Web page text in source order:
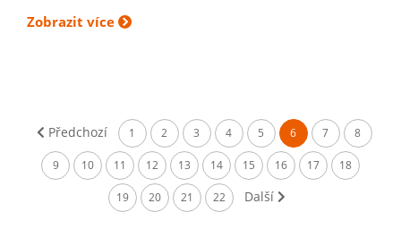
Zobrazit více
Předchozí 1 2 3 4 5 6 7 8
9 10 11 12 13 14 15 16 17 18
19 20 21 22 Další